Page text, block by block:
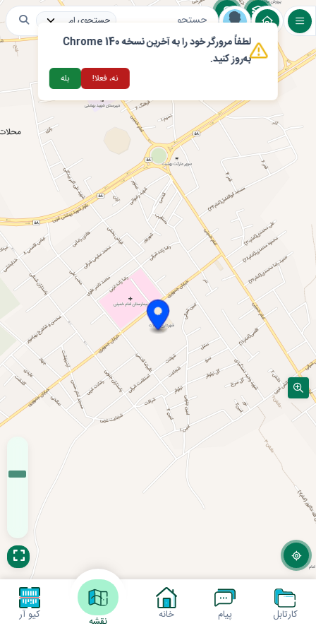
کارتابل پیام خانه نقشه کیو آر
لطفاً مرورگر خود را به آخرین نسخه Chrome 140
به‌روز کنید.
نه، فعلا! بله